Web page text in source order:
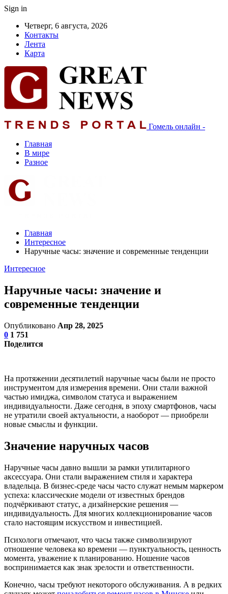
Sign in
Четверг, 6 августа, 2026
Контакты
Лента
Карта
Гомель онлайн -
Главная
В мире
Разное
Главная
Интересное
Наручные часы: значение и современные тенденции
Интересное
Наручные часы: значение и
современные тенденции
Опубликовано Апр 28, 2025
0 1 751
Поделится
На протяжении десятилетий наручные часы были не просто
инструментом для измерения времени. Они стали важной
частью имиджа, символом статуса и выражением
индивидуальности. Даже сегодня, в эпоху смартфонов, часы
не утратили своей актуальности, а наоборот — приобрели
новые смыслы и функции.
Значение наручных часов
Наручные часы давно вышли за рамки утилитарного
аксессуара. Они стали выражением стиля и характера
владельца. В бизнес-среде часы часто служат немым маркером
успеха: классические модели от известных брендов
подчёркивают статус, а дизайнерские решения —
индивидуальность. Для многих коллекционирование часов
стало настоящим искусством и инвестицией.
Психологи отмечают, что часы также символизируют
отношение человека ко времени — пунктуальность, ценность
момента, уважение к планированию. Ношение часов
воспринимается как знак зрелости и ответственности.
Конечно, часы требуют некоторого обслуживания. А в редких